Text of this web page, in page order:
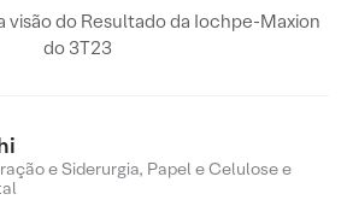
visão do Resultado da Iochpe-Maxion
do 3T23
e Siderurgia, Papel e Celulose e